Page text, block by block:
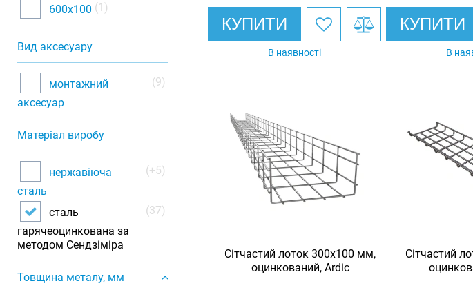
600х100 (1)
Вид аксесуару
монтажний
аксесуар
(9)
Матеріал виробу
нержавіюча
сталь
(+5)
сталь
гарячеоцинкована за
методом Сендзіміра
(37)
Товщина металу, мм
КУПИТИ
В наявності
КУПИТИ
В
Сітчастий лоток 300х100 мм,
оцинкований, Ardic
Сітчастий